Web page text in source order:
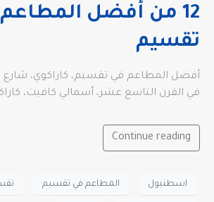
12 من أفضل
تقسيم
أفضل المطاعم في تقسيم، كاراكوي، شارع
في القرن التاسع عشر، أسمالي كافيت،
Continue reading
اسطنبول المطاعم في تقسيم